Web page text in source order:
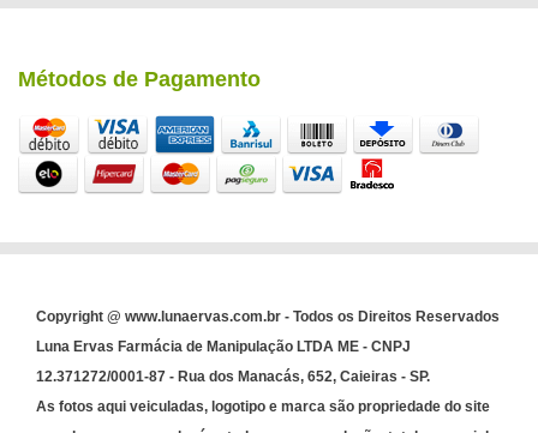
Métodos de Pagamento
Copyright @ www.lunaervas.com.br - Todos os Direitos Reservados
Luna Ervas Farmácia de Manipulação LTDA ME - CNPJ
12.371272/0001-87 - Rua dos Manacás, 652, Caieiras - SP.
As fotos aqui veiculadas, logotipo e marca são propriedade do site